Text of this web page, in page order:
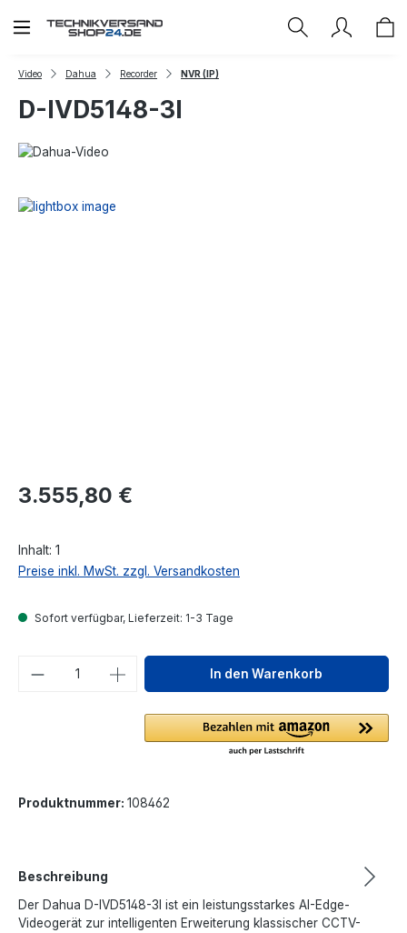
Zum Hauptinhalt springen
Video Dahua Recorder NVR (IP)
D-IVD5148-3I
Regulärer Preis:
3.555,80 €
Inhalt: 1
Preise inkl. MwSt. zzgl. Versandkosten
Sofort verfügbar, Lieferzeit: 1-3 Tage
Produkt Anzahl: Gib denIn den Warenkorb
Produktnummer: 108462
Beschreibung
Der Dahua D-IVD5148-3I ist ein leistungsstarkes AI-Edge-
Videogerät zur intelligenten Erweiterung klassischer CCTV-